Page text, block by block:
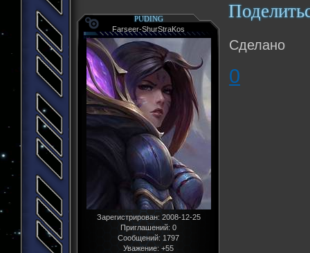
PUDING
Farseer-ShurStraKos
Зарегистрирован: 2008-12-25
Приглашений: 0
Сообщений: 1797
Уважение: +55
Сделано
0